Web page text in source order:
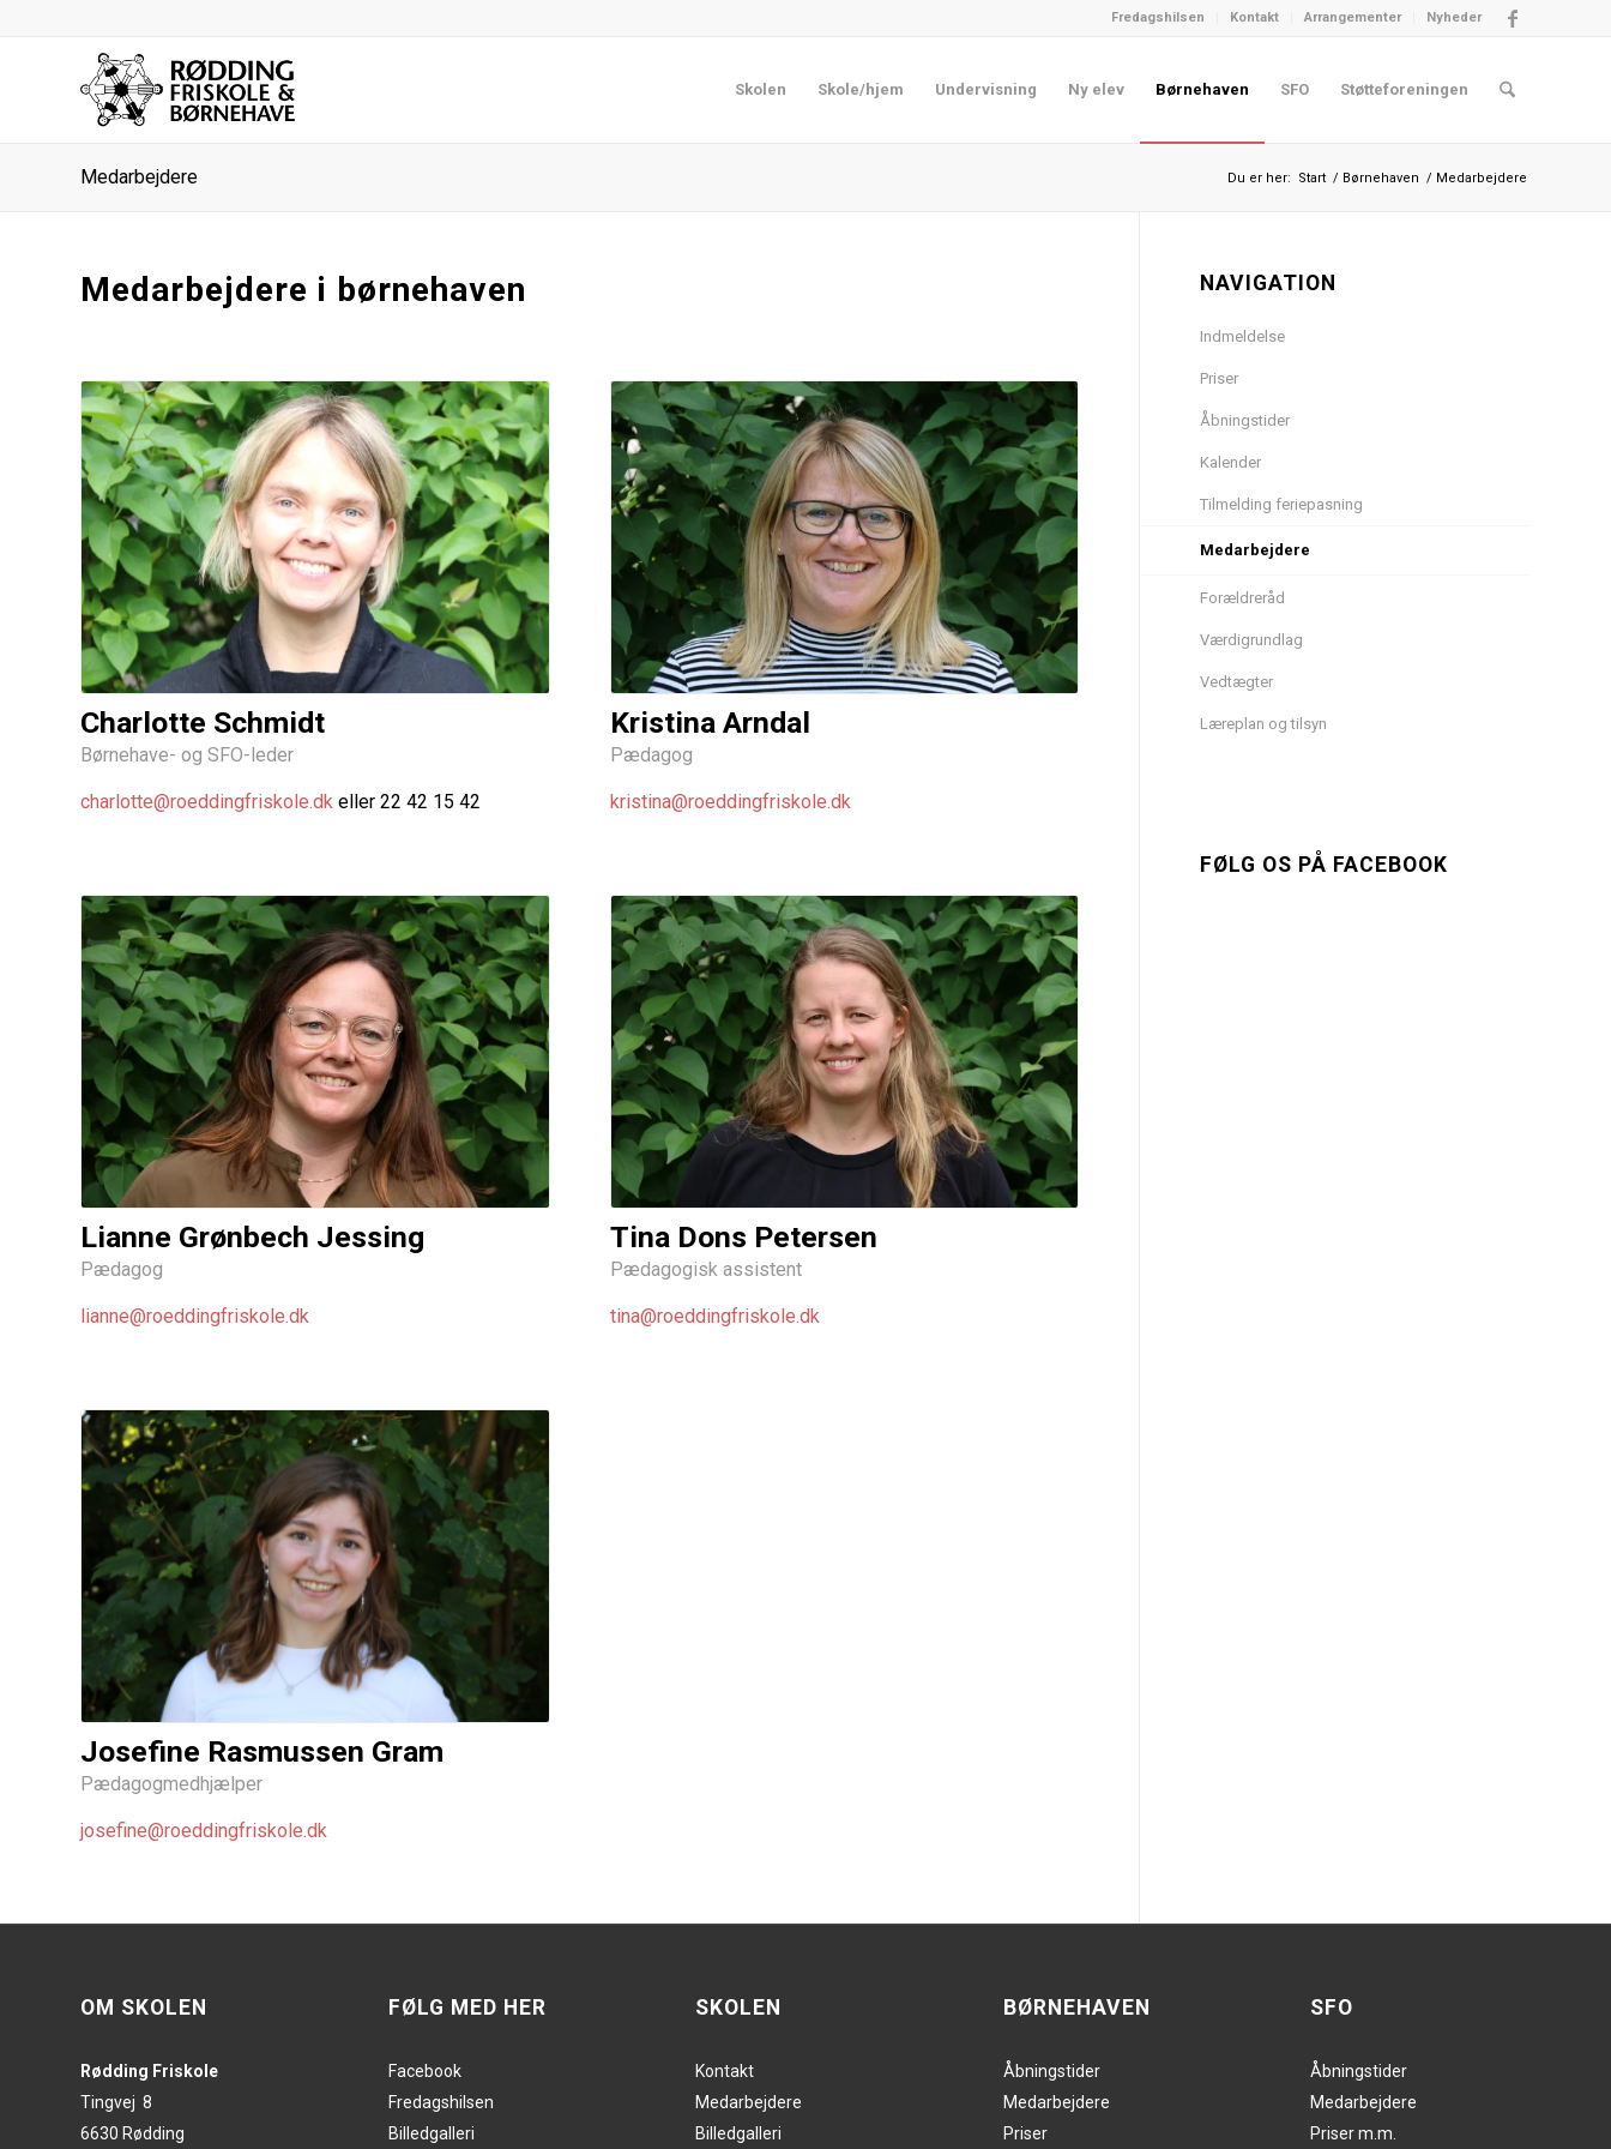
Fredagshilsen Kontakt Arrangementer Nyheder
Skolen Skole/hjem Undervisning Ny elev Børnehaven SFO Støtteforeningen
Medarbejdere Du er her: Start / Børnehaven / Medarbejdere
Medarbejdere i børnehaven
Charlotte Schmidt
Børnehave- og SFO-leder
charlotte@roeddingfriskole.dk eller 22 42 15 42
Kristina Arndal
Pædagog
kristina@roeddingfriskole.dk
Lianne Grønbech Jessing
Pædagog
lianne@roeddingfriskole.dk
Tina Dons Petersen
Pædagogisk assistent
tina@roeddingfriskole.dk
Josefine Rasmussen Gram
Pædagogmedhjælper
josefine@roeddingfriskole.dk
NAVIGATION
Indmeldelse
Priser
Åbningstider
Kalender
Tilmelding feriepasning
Medarbejdere
Forældreråd
Værdigrundlag
Vedtægter
Læreplan og tilsyn
FØLG OS PÅ FACEBOOK
OM SKOLEN
Rødding Friskole
Tingvej 8
6630 Rødding
FØLG MED HER
Facebook
Fredagshilsen
Billedgalleri
SKOLEN
Kontakt
Medarbejdere
Billedgalleri
BØRNEHAVEN
Åbningstider
Medarbejdere
Priser
SFO
Åbningstider
Medarbejdere
Priser m.m.